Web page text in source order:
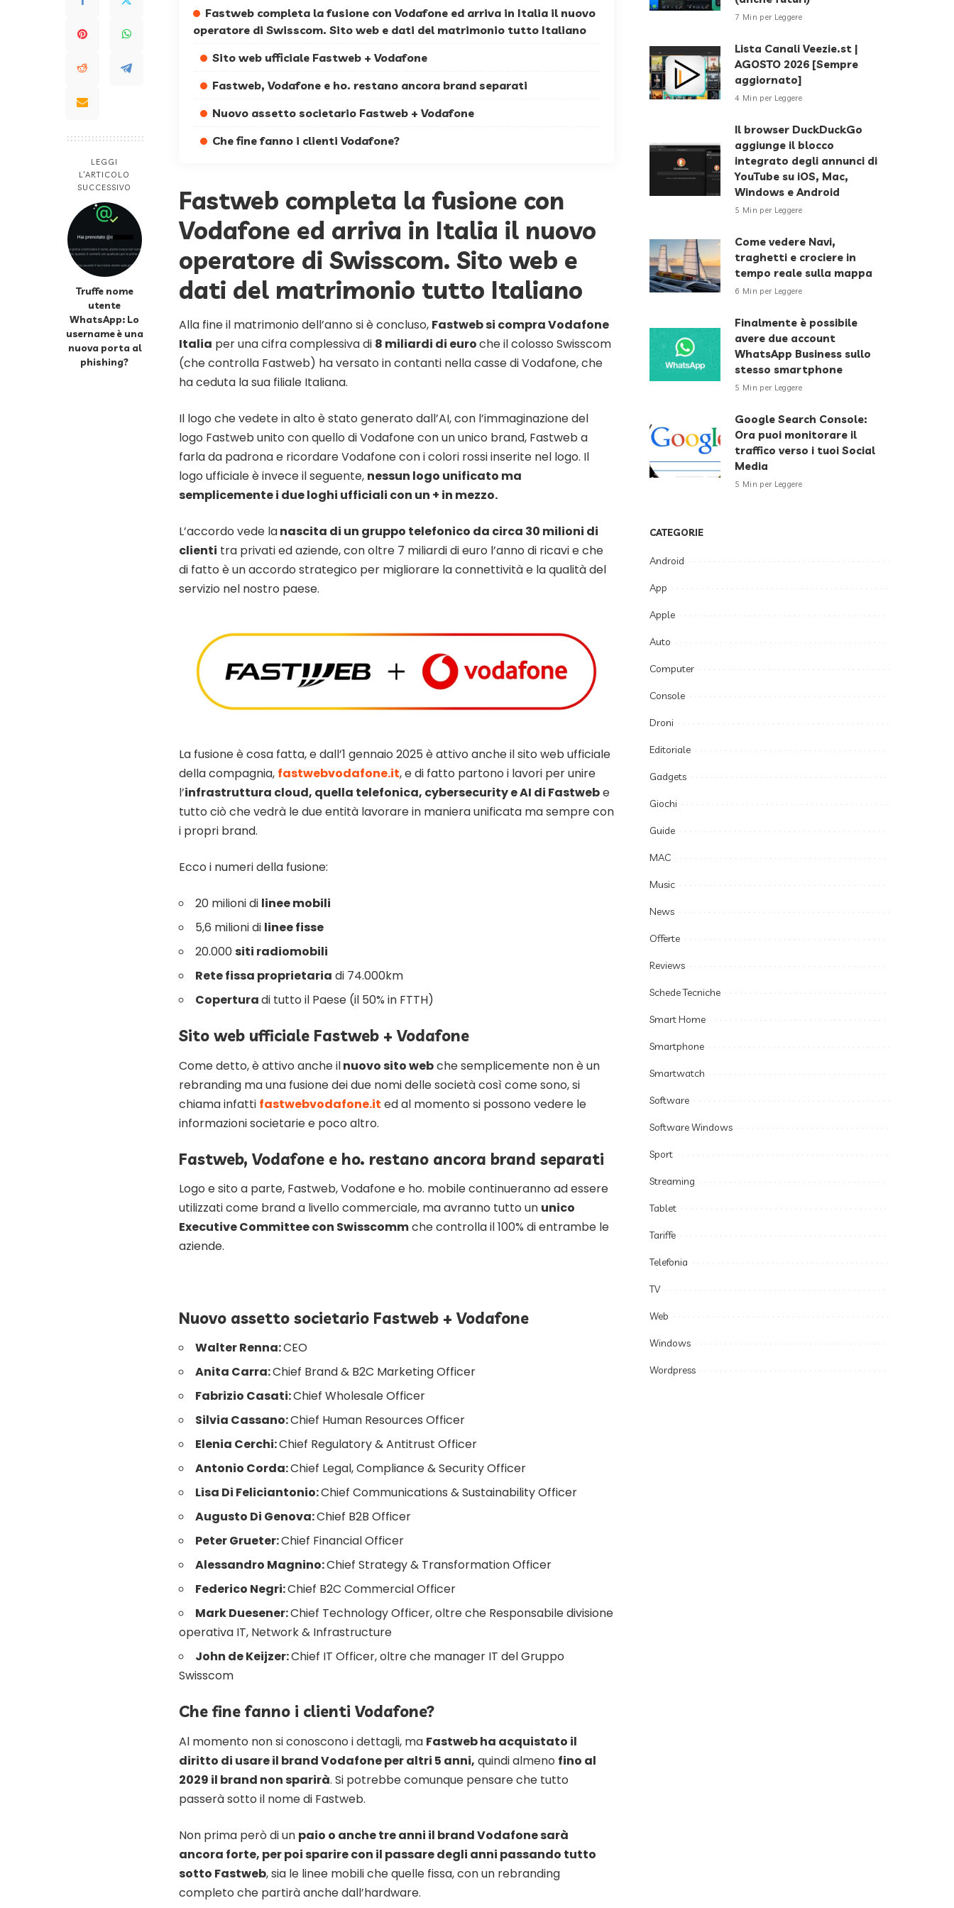
LEGGI
L’ARTICOLO
SUCCESSIVO
Truffe nome
utente
WhatsApp: Lo
username è una
nuova porta al
phishing?
Fastweb completa la fusione con Vodafone ed arriva in Italia il nuovo
operatore di Swisscom. Sito web e dati del matrimonio tutto Italiano
Sito web ufficiale Fastweb + Vodafone
Fastweb, Vodafone e ho. restano ancora brand separati
Nuovo assetto societario Fastweb + Vodafone
Che fine fanno i clienti Vodafone?
Fastweb completa la fusione con
Vodafone ed arriva in Italia il nuovo
operatore di Swisscom. Sito web e
dati del matrimonio tutto Italiano
Alla fine il matrimonio dell’anno si è concluso, Fastweb si compra Vodafone
Italia per una cifra complessiva di 8 miliardi di euroche il colosso Swisscom
(che controlla Fastweb) ha versato in contanti nella casse di Vodafone, che
ha ceduta la sua filiale Italiana.
Il logo che vedete in alto è stato generato dall’AI, con l’immaginazione del
logo Fastweb unito con quello di Vodafone con un unico brand, Fastweb a
farla da padrona e ricordare Vodafone con i colori rossi inserite nel logo. Il
logo ufficiale è invece il seguente, nessun logo unificato ma
semplicemente i due loghi ufficiali con un + in mezzo.
L’accordo vede lanascita di un gruppo telefonico da circa 30 milioni di
clienti tra privati ed aziende, con oltre 7 miliardi di euro l’anno di ricavi e che
di fatto è un accordo strategico per migliorare la connettività e la qualità del
servizio nel nostro paese.
La fusione è cosa fatta, e dall’1 gennaio 2025 è attivo anche il sito web ufficiale
della compagnia, fastwebvodafone.it, e di fatto partono i lavori per unire
l’infrastruttura cloud, quella telefonica, cybersecurity e AI di Fastwebe
tutto ciò che vedrà le due entità lavorare in maniera unificata ma sempre con
i propri brand.
Ecco i numeri della fusione:
20 milioni di linee mobili
5,6 milioni di linee fisse
20.000siti radiomobili
Rete fissa proprietaria di 74.000km
Coperturadi tutto il Paese (il 50% in FTTH)
Sito web ufficiale Fastweb + Vodafone
Come detto, è attivo anche ilnuovo sito webche semplicemente non è un
rebranding ma una fusione dei due nomi delle società così come sono, si
chiama infatti fastwebvodafone.it ed al momento si possono vedere le
informazioni societarie e poco altro.
Fastweb, Vodafone e ho. restano ancora brand separati
Logo e sito a parte, Fastweb, Vodafone e ho. mobile continueranno ad essere
utilizzati come brand a livello commerciale, ma avranno tutto un unico
Executive Committee con Swisscommche controlla il 100% di entrambe le
aziende.
Nuovo assetto societario Fastweb + Vodafone
Walter Renna:CEO
Anita Carra:Chief Brand & B2C Marketing Officer
Fabrizio Casati:Chief Wholesale Officer
Silvia Cassano:Chief Human Resources Officer
Elenia Cerchi:Chief Regulatory & Antitrust Officer
Antonio Corda:Chief Legal, Compliance & Security Officer
Lisa Di Feliciantonio:Chief Communications & Sustainability Officer
Augusto Di Genova:Chief B2B Officer
Peter Grueter:Chief Financial Officer
Alessandro Magnino:Chief Strategy & Transformation Officer
Federico Negri:Chief B2C Commercial Officer
Mark Duesener:Chief Technology Officer, oltre che Responsabile divisione
operativa IT, Network & Infrastructure
John de Keijzer:Chief IT Officer, oltre che manager IT del Gruppo
Swisscom
Che fine fanno i clienti Vodafone?
Al momento non si conoscono i dettagli, ma Fastweb ha acquistato il
diritto di usare il brand Vodafone per altri 5 anni, quindi almeno fino al
2029 il brand non sparirà. Si potrebbe comunque pensare che tutto
passerà sotto il nome di Fastweb.
Non prima però di un paio o anche tre anni il brand Vodafone sarà
ancora forte, per poi sparire con il passare degli anni passando tutto
sotto Fastweb, sia le linee mobili che quelle fissa, con un rebranding
completo che partirà anche dall’hardware.
7 Min per Leggere
Lista Canali Veezie.st |
AGOSTO 2026 [Sempre
aggiornato]
4 Min per Leggere
Il browser DuckDuckGo
aggiunge il blocco
integrato degli annunci di
YouTube su iOS, Mac,
Windows e Android
5 Min per Leggere
Come vedere Navi,
traghetti e crociere in
tempo reale sulla mappa
6 Min per Leggere
Finalmente è possibile
avere due account
WhatsApp Business sullo
stesso smartphone
5 Min per Leggere
Google Search Console:
Ora puoi monitorare il
traffico verso i tuoi Social
Media
5 Min per Leggere
CATEGORIE
Android
App
Apple
Auto
Computer
Console
Droni
Editoriale
Gadgets
Giochi
Guide
MAC
Music
News
Offerte
Reviews
Schede Tecniche
Smart Home
Smartphone
Smartwatch
Software
Software Windows
Sport
Streaming
Tablet
Tariffe
Telefonia
TV
Web
Windows
Wordpress